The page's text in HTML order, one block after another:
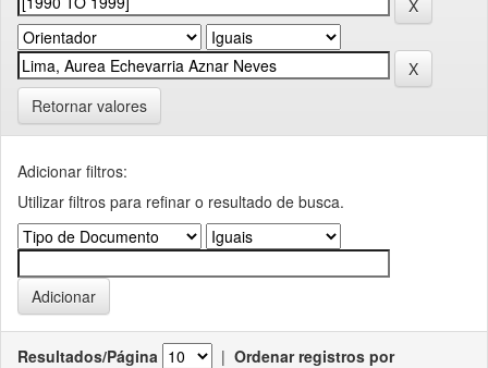
Retornar valores
Adicionar filtros:
Utilizar filtros para refinar o resultado de busca.
Resultados/Página | Ordenar registros por